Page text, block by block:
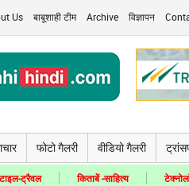
Us बाबूशाही टीम Archive विज्ञापन
फोटो गैलरी वीडियो गैलरी
ट्रैवल किताबें -साहित्य